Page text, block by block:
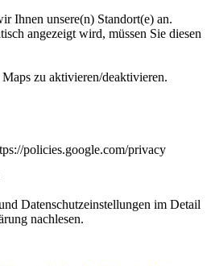
Ihnen unsere(n) Standort(e) an.
angezeigt wird, müssen Sie diesen
zu aktivieren/deaktivieren.
policies.google.com/privacy
Datenschutzeinstellungen im Detail
nachlesen.